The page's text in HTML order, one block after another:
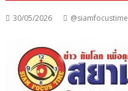
30/05/2026 @siamfocustime